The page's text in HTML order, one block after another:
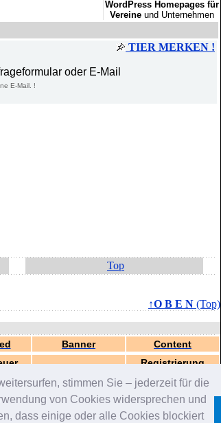
stimmen Sie – jederzeit für die
von Cookies widersprechen und
dass einige oder alle Cookies blockiert
WordPress Homepages für
Vereine und Unternehmen
TIER MERKEN !
oder E-Mail
E-Mail. !
Top
↑O B E N (Top)
Banner
Content
Registrierung